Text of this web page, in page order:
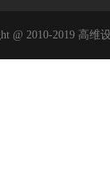
@ 2010-2019 高